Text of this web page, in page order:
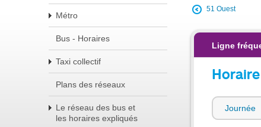
Métro
Bus - Horaires
Taxi collectif
Plans des réseaux
Le réseau des bus et
les horaires expliqués
51 Ouest
Ligne
Journée